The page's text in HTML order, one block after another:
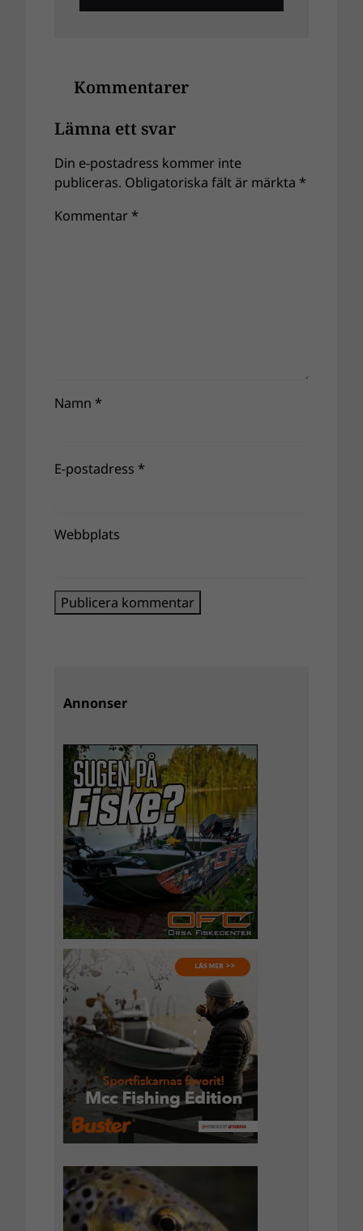
Kommentarer
Lämna ett svar
Din e-postadress kommer inte
publiceras. Obligatoriska fält är märkta *
Kommentar *
Namn *
E-postadress *
Webbplats
Annonser